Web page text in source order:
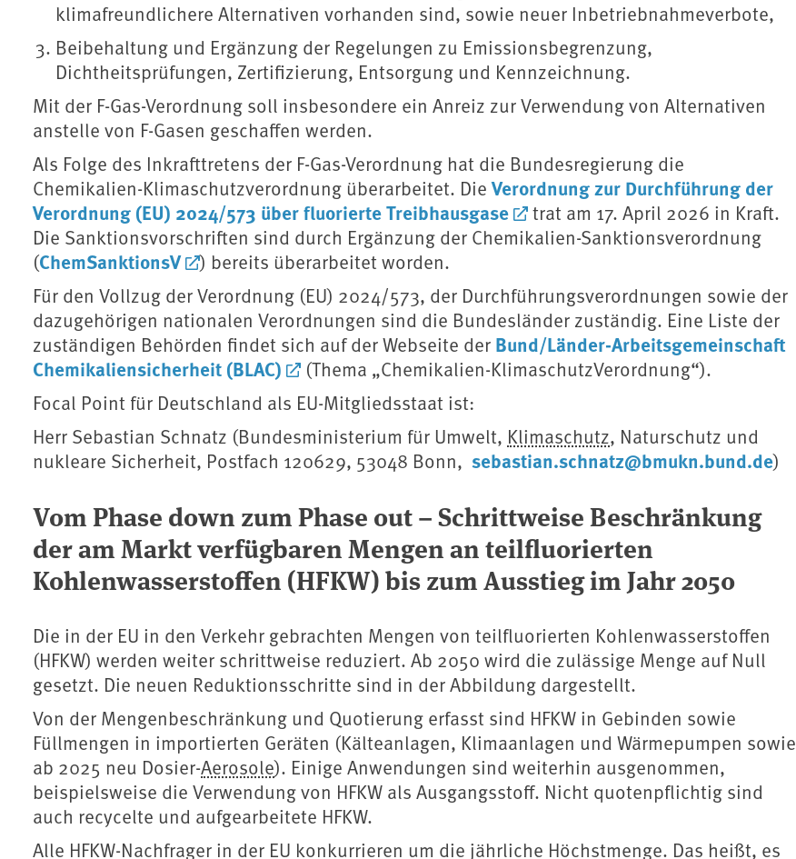
klimafreundlichere Alternativen vorhanden sind, sowie neuer Inbetriebnahmeverbote,
Beibehaltung und Ergänzung der Regelungen zu Emissionsbegrenzung,
Dichtheitsprüfungen, Zertifizierung, Entsorgung und Kennzeichnung.
Mit der F-Gas-Verordnung soll insbesondere ein Anreiz zur Verwendung von Alternativen
anstelle von F-Gasen geschaffen werden.
Als Folge des Inkrafttretens der F-Gas-Verordnung hat die Bundesregierung die
Chemikalien-Klimaschutzverordnung überarbeitet. DieVerordnung zur Durchführung der
Verordnung (EU) 2024/573 über fluorierte Treibhausgase
trat am 17. April 2026 in Kraft.
Die Sanktionsvorschriften sind durch Ergänzung der Chemikalien-Sanktionsverordnung
(ChemSanktionsV
) bereits überarbeitet worden.
Für den Vollzug der Verordnung (EU) 2024/573, der Durchführungsverordnungen sowie der
dazugehörigen nationalen Verordnungen sind die Bundesländer zuständig. Eine Liste der
zuständigen Behörden findet sich auf der Webseite der Bund/Länder-Arbeitsgemeinschaft
Chemikaliensicherheit (BLAC)
(Thema „Chemikalien-KlimaschutzVerordnung“).
Focal Point für Deutschland als EU-Mitgliedsstaat ist:
Herr Sebastian Schnatz (Bundesministerium für Umwelt, Klimaschutz, Naturschutz und
nukleare Sicherheit, Postfach 120629, 53048 Bonn, sebastian.schnatz@bmukn.bund.de)
Vom Phase down zum Phase out – Schrittweise Beschränkung
der am Markt verfügbaren Mengen an teilfluorierten
Kohlenwasserstoffen (HFKW) bis zum Ausstieg im Jahr 2050
Die in der EU in den Verkehr gebrachten Mengen von teilfluorierten Kohlenwasserstoffen
(HFKW) werden weiter schrittweise reduziert. Ab 2050 wird die zulässige Menge auf Null
gesetzt. Die neuen Reduktionsschritte sind in der Abbildung dargestellt.
Von der Mengenbeschränkung und Quotierung erfasst sind HFKW in Gebinden sowie
Füllmengen in importierten Geräten (Kälteanlagen, Klimaanlagen und Wärmepumpen sowie
ab 2025 neu Dosier-Aerosole). Einige Anwendungen sind weiterhin ausgenommen,
beispielsweise die Verwendung von HFKW als Ausgangsstoff. Nicht quotenpflichtig sind
auch recycelte und aufgearbeitete HFKW.
Alle HFKW-Nachfrager in der EU konkurrieren um die jährliche Höchstmenge. Das heißt, es